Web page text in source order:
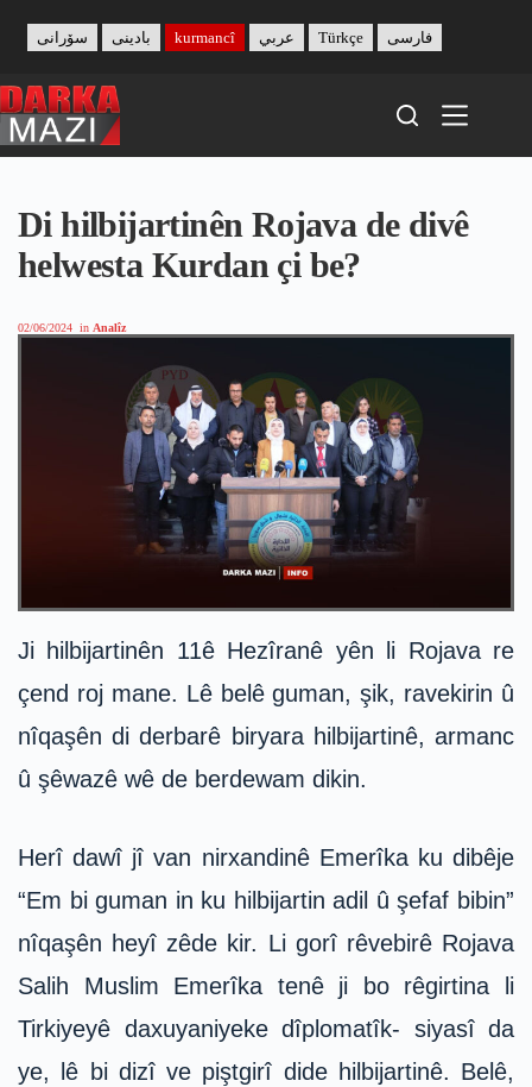
content
بادینی سۆرانی kurmancî عربي Türkçe فارسی
Di hilbijartinên Rojava de divê
helwesta Kurdan çi be?
02/06/2024 in Analîz
Ji hilbijartinên 11ê Hezîranê yên li Rojava re
çend roj mane. Lê belê guman, şik, ravekirin û
nîqaşên di derbarê biryara hilbijartinê, armanc
û şêwazê wê de berdewam dikin.
Herî dawî jî van nirxandinê Emerîka ku dibêje
“Em bi guman in ku hilbijartin adil û şefaf bibin”
nîqaşên heyî zêde kir. Li gorî rêvebirê Rojava
Salih Muslim Emerîka tenê ji bo rêgirtina li
Tirkiyeyê daxuyaniyeke dîplomatîk- siyasî da
ye, lê bi dizî ve piştgirî dide hilbijartinê. Belê,